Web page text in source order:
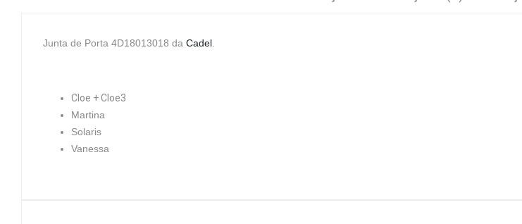
Junta de Porta 4D18013018 da Cadel
Cloe + Cloe3
Martina
Solaris
Vanessa